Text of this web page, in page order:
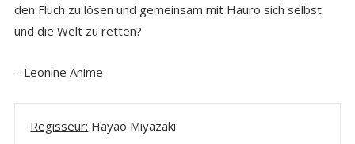
den Fluch zu lösen und gemeinsam mit Hauro sich selbst
und die Welt zu retten?
– Leonine Anime
Regisseur: Hayao Miyazaki